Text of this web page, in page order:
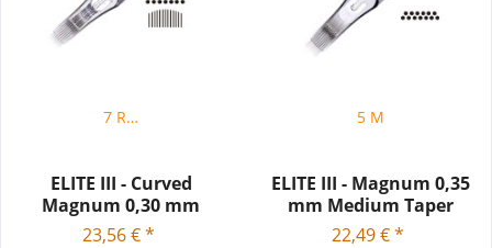
7 RM
ELITE III - Curved
Magnum 0,30 mm
Bugpin Needle...
23,56 € *
5 M
ELITE III - Magnum 0,35
mm Medium Taper
Needle...
22,49 € *